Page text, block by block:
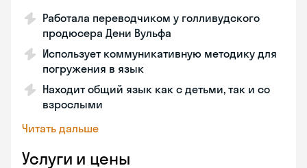
Работала переводчиком у голливудского
продюсера Дени Вульфа
Использует коммуникативную методику для
погружения в язык
Находит общий язык как с детьми, так и со
взрослыми
Читать дальше
Услуги и цены